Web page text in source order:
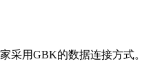
采用GBK的数据连接方式。